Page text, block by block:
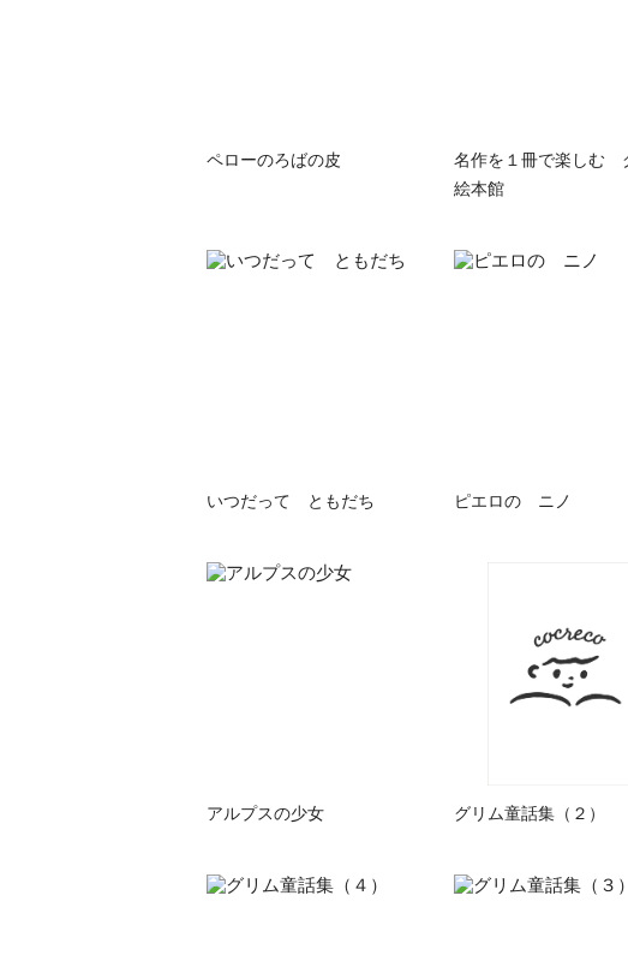
ペローのろばの皮
名作を１冊で楽しむ
絵本館
いつだって ともだち ピエロの ニノ
アルプスの少女 グリム童話集（２）